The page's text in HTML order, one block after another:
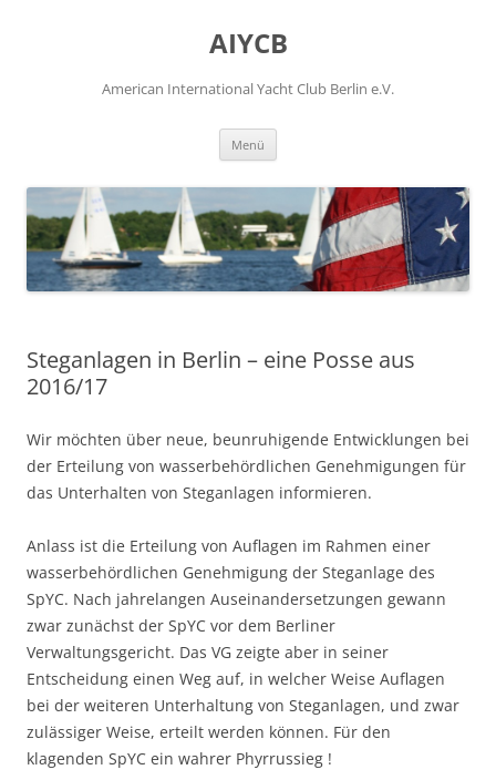
AIYCB
American International Yacht Club Berlin e.V.
Menü
Steganlagen in Berlin – eine Posse aus
2016/17
Wir möchten über neue, beunruhigende Entwicklungen bei
der Erteilung von wasserbehördlichen Genehmigungen für
das Unterhalten von Steganlagen informieren.
Anlass ist die Erteilung von Auflagen im Rahmen einer
wasserbehördlichen Genehmigung der Steganlage des
SpYC. Nach jahrelangen Auseinandersetzungen gewann
zwar zunächst der SpYC vor dem Berliner
Verwaltungsgericht. Das VG zeigte aber in seiner
Entscheidung einen Weg auf, in welcher Weise Auflagen
bei der weiteren Unterhaltung von Steganlagen, und zwar
zulässiger Weise, erteilt werden können. Für den
klagenden SpYC ein wahrer Phyrrussieg !